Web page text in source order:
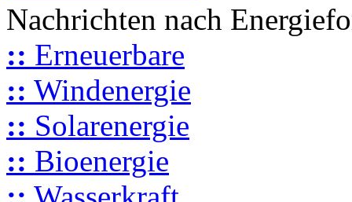
Nachrichten nach
:: Erneuerbare
:: Windenergie
:: Solarenergie
:: Bioenergie